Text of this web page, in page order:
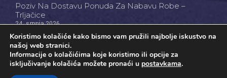
Poziv Na Dostavu Ponuda Za Nabavu Robe –
Trljačice
24. srpnja 2026.
Koristimo kolačiće kako bismo vam pružili najbolje iskustvo na
našoj web stranici.
Informacije o kolačićima koje koristimo ili opcije za
isključivanje kolačića možete pronaći u postavkama.